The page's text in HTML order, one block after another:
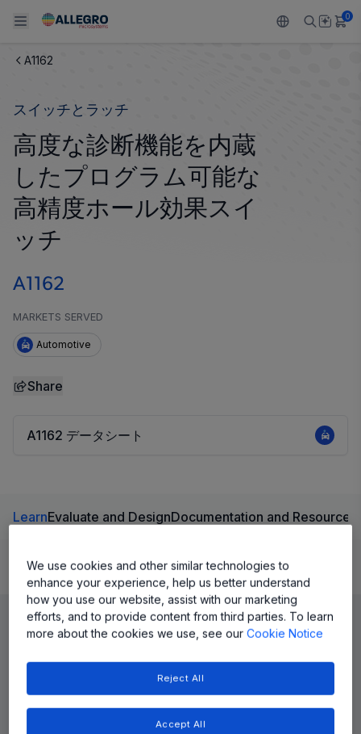
Back To Main Menu
製品
レギュレート
ドライブ
Back To Main Menu
用途
工業
コンシューマー
Technologies
Back To Main Menu
設計サポート
設計と開発
パッケージング
品質基準および環境保証について
ソフトウェア ポータル
Back To Main Menu
技術リソース
Resource Center
Back To Main Menu
ALLEGRO について
私たちの会社
キャリア
企業責任
Growth and Inclusion
お問い合わせ先
0
A1162
スイッチとラッチ
高度な診断機能を内蔵
したプログラム可能な
高精度ホール効果スイ
ッチ
A1162
MARKETS SERVED
Automotive
Share
A1162 データシート
LearnEvaluate and DesignDocumentation and Resources
Product Details
We use cookies and other similar technologies to
enhance your experience, help us better understand
how you use our website, assist with our marketing
efforts, and to provide content from third parties. To learn
more about the cookies we use, see ourCookie Notice
Reject All
Accept All